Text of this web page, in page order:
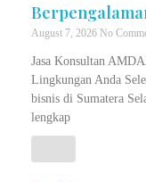
August 7, 2026 No
Jasa Konsultan
Lingkungan Anda
bisnis di Sumatera
lengkap